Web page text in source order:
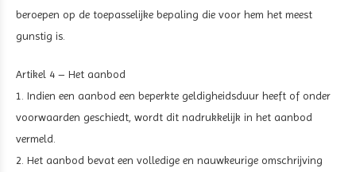
beroepen op de toepasselijke bepaling die voor hem het meest
gunstig is.
Artikel 4 – Het aanbod
1. Indien een aanbod een beperkte geldigheidsduur heeft of onder
voorwaarden geschiedt, wordt dit nadrukkelijk in het aanbod
vermeld.
2. Het aanbod bevat een volledige en nauwkeurige omschrijving